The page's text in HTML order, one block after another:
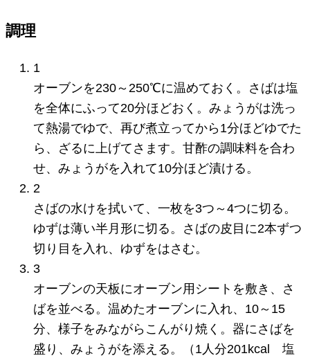
調理
1
オーブンを230～250℃に温めておく。さばは塩
を全体にふって20分ほどおく。みょうがは洗っ
て熱湯でゆで、再び煮立ってから1分ほどゆでた
ら、ざるに上げてさます。甘酢の調味料を合わ
せ、みょうがを入れて10分ほど漬ける。
2
さばの水けを拭いて、一枚を3つ～4つに切る。
ゆずは薄い半月形に切る。さばの皮目に2本ずつ
切り目を入れ、ゆずをはさむ。
3
オーブンの天板にオーブン用シートを敷き、さ
ばを並べる。温めたオーブンに入れ、10～15
分、様子をみながらこんがり焼く。器にさばを
盛り、みょうがを添える。（1人分201kcal 塩